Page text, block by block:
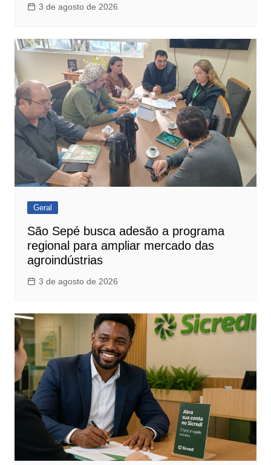
3 de agosto de 2026
Geral
São Sepé busca adesão a programa
regional para ampliar mercado das
agroindústrias
3 de agosto de 2026